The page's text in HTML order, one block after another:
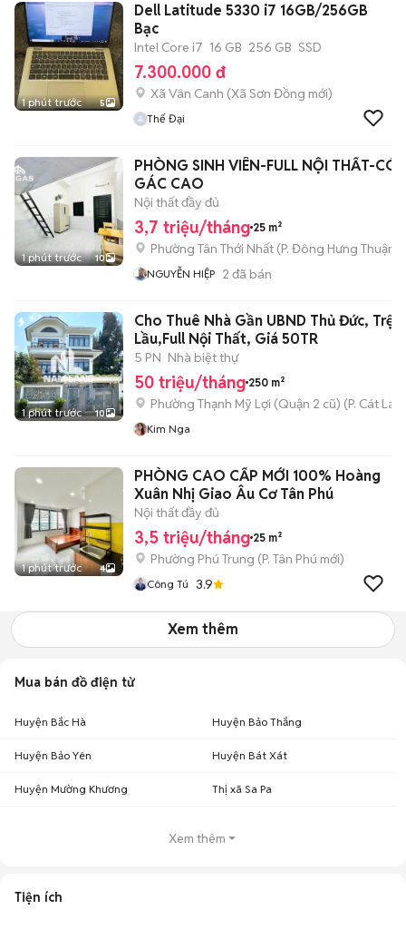
1 phút trước 5
Dell Latitude 5330 i7 16GB/256GB
Bạc
Intel Core i7 16 GB 256 GB SSD
7.300.000 đ
Xã Vân Canh (Xã Sơn Đồng mới)
Thế Đại
1 phút trước 10
PHÒNG SINH VIÊN-FULL NỘI THẤT-CÓ
GÁC CAO
Nội thất đầy đủ
3,7 triệu/tháng 25 m²
Phường Tân Thới Nhất (P. Đông Hưng Thuận
NGUYỄN HIỆP 2 đã bán
1 phút trước 10
Cho Thuê Nhà Gần UBND Thủ Đức, Trệt
Lầu,Full Nội Thất, Giá 50TR
5 PN Nhà biệt thự
50 triệu/tháng 250 m²
Phường Thạnh Mỹ Lợi (Quận 2 cũ) (P. Cát Lái
Kim Nga
1 phút trước 4
PHÒNG CAO CẤP MỚI 100% Hoàng
Xuân Nhị Giao Âu Cơ Tân Phú
Nội thất đầy đủ
3,5 triệu/tháng 25 m²
Phường Phú Trung (P. Tân Phú mới)
Công Tú 3.9
Xem thêm
Mua bán đồ điện tử
Huyện Bắc Hà Huyện Bảo Thắng
Huyện Bảo Yên Huyện Bát Xát
Huyện Mường Khương Thị xã Sa Pa
Xem thêm
Tiện ích